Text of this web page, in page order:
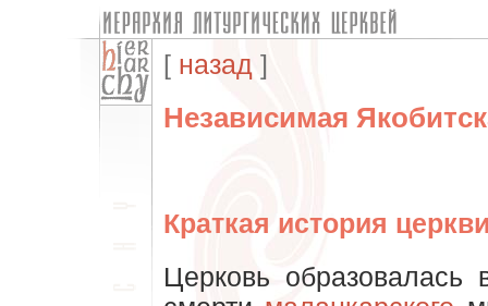
[ назад ]
Независимая
Краткая история
Церковь образовалась